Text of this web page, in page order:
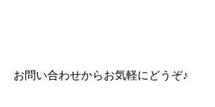
お問い合わせからお気軽にどうぞ♪